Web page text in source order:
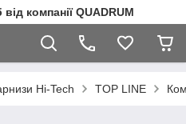
компанії QUADRUM
Hi-Tech TOP LINE